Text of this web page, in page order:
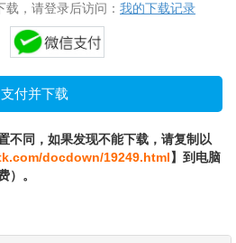
，请登录后访问： 我的下载记录
不同，如果发现不能下载，请复制以
docdown/19249.html】到电脑
）。